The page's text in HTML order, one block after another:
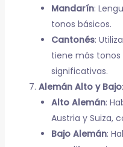
Mandarín:
tonos básicos.
Cantonés:
tiene más tonos
significativas.
Alemán Alto y Bajo:
Alto Alemán:
Austria y Suiza,
Bajo Alemán: